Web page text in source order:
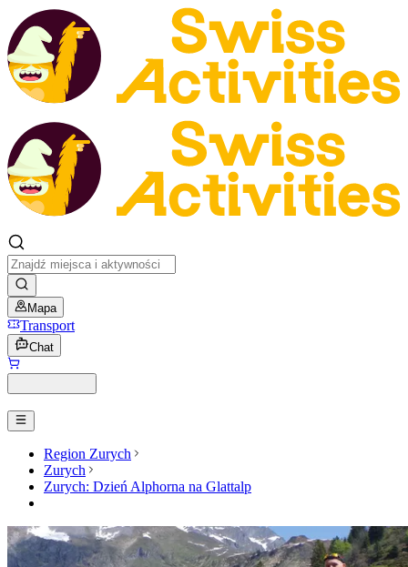
Mapa
Transport
Chat
Region Zurych
Zurych
Zurych: Dzień Alphorna na Glattalp